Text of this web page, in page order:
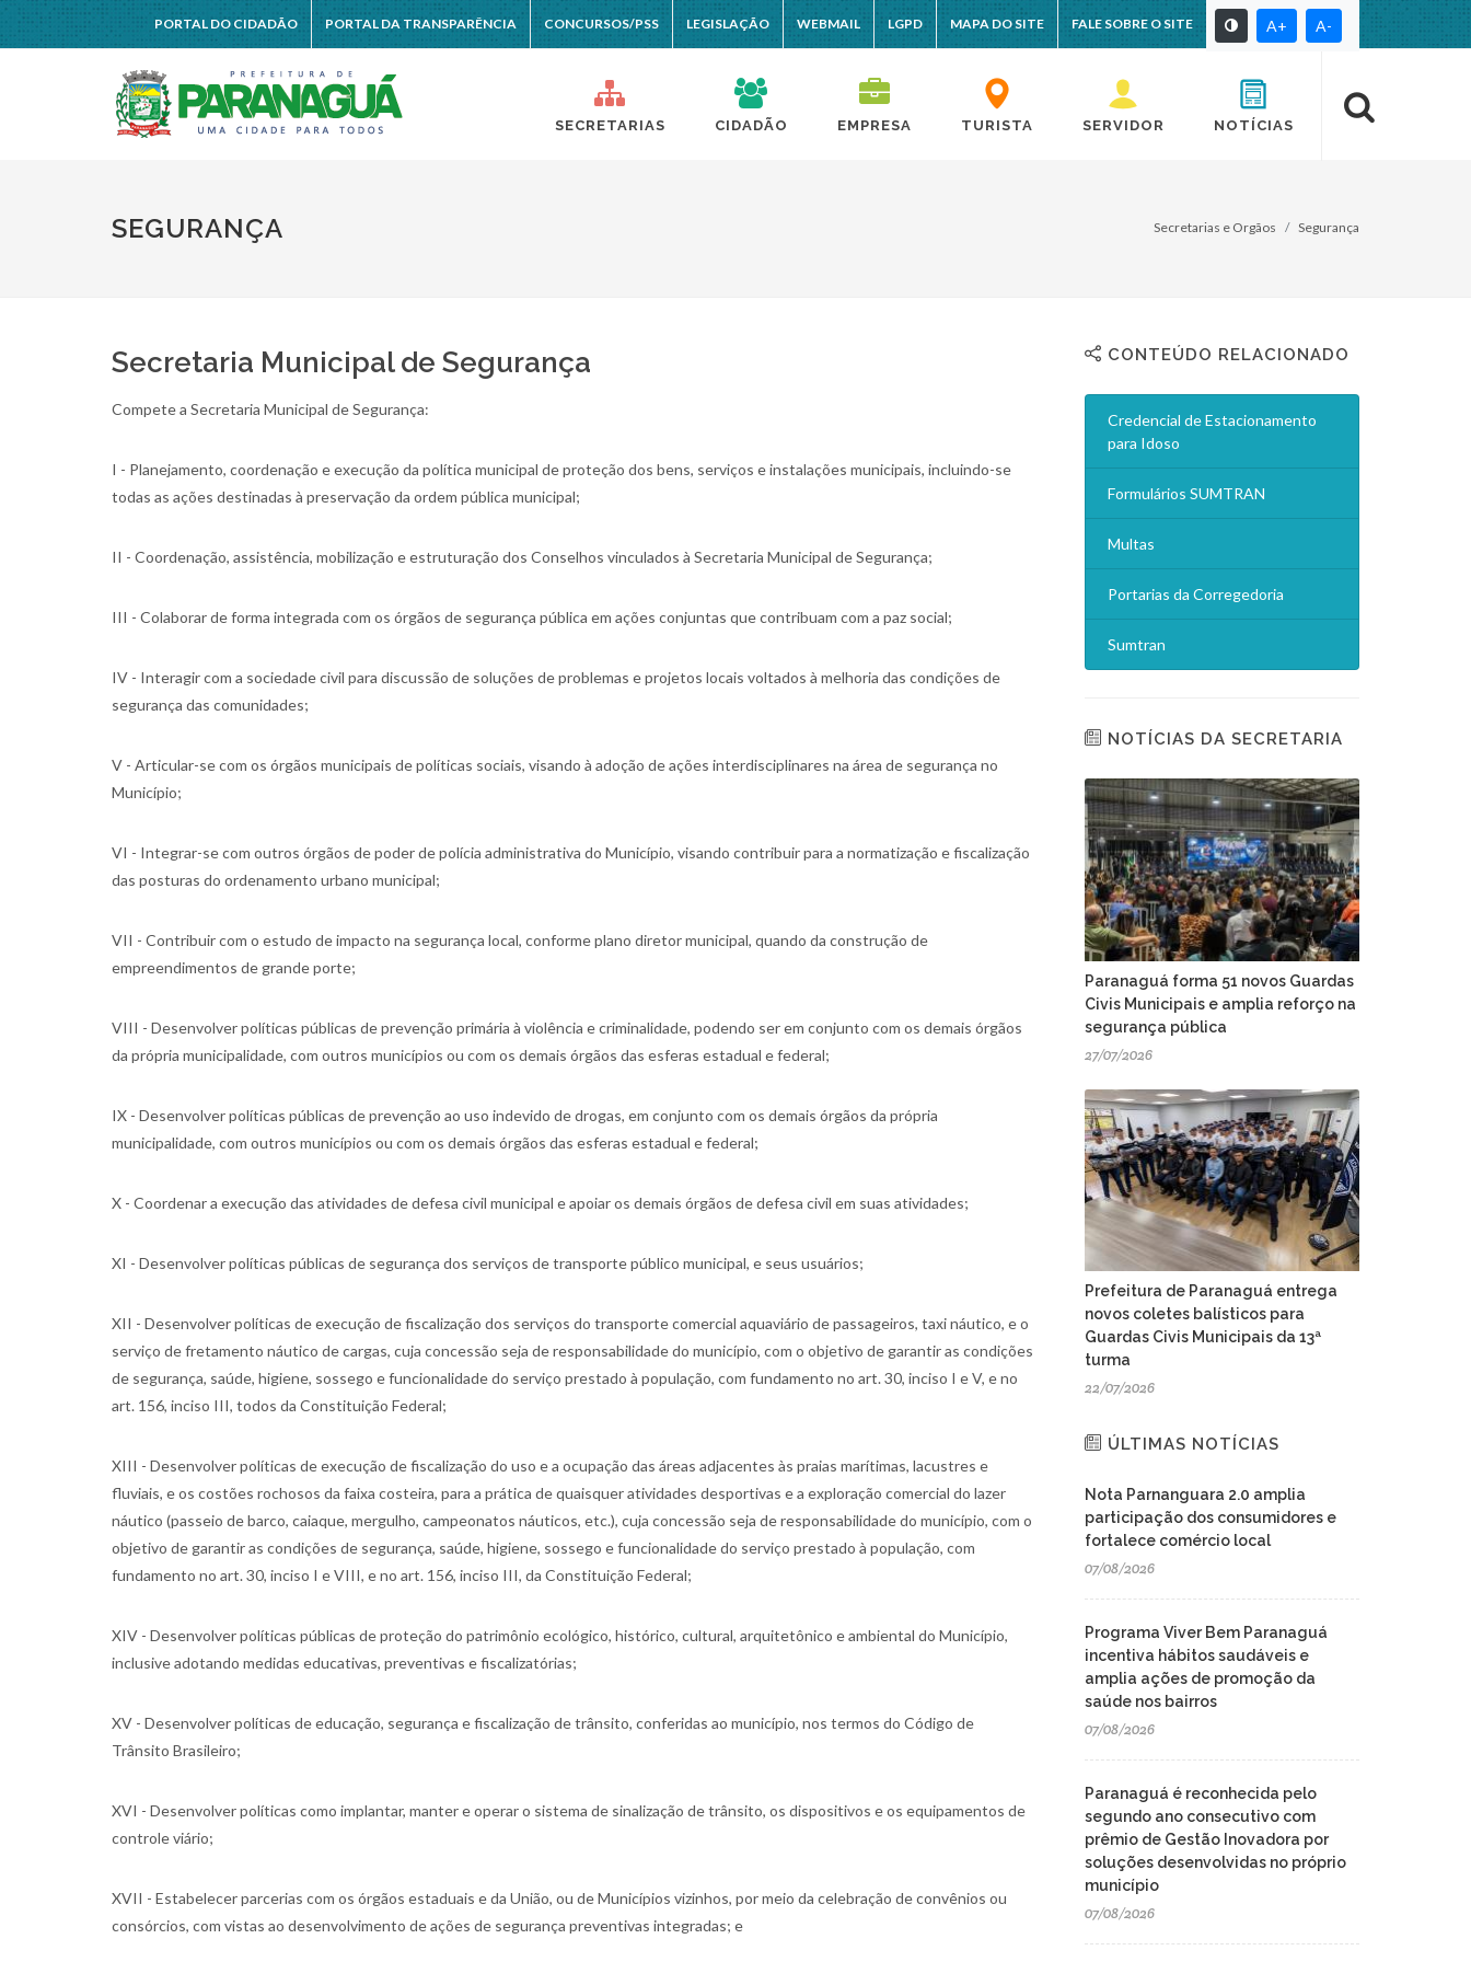
PORTAL DO CIDADÃO PORTAL DA TRANSPARÊNCIA CONCURSOS/PSS LEGISLAÇÃO WEBMAIL LGPD MAPA DO SITE FALE SOBRE O SITE A+ A-
SECRETARIAS CIDADÃO EMPRESA TURISTA SERVIDOR NOTÍCIAS
SEGURANÇA Secretarias e Orgãos Segurança
Secretaria Municipal de Segurança
Compete a Secretaria Municipal de Segurança:
I - Planejamento, coordenação e execução da política municipal de proteção dos bens, serviços e instalações municipais, incluindo-se
todas as ações destinadas à preservação da ordem pública municipal;
II - Coordenação, assistência, mobilização e estruturação dos Conselhos vinculados à Secretaria Municipal de Segurança;
III - Colaborar de forma integrada com os órgãos de segurança pública em ações conjuntas que contribuam com a paz social;
IV - Interagir com a sociedade civil para discussão de soluções de problemas e projetos locais voltados à melhoria das condições de
segurança das comunidades;
V - Articular-se com os órgãos municipais de políticas sociais, visando à adoção de ações interdisciplinares na área de segurança no
Município;
VI - Integrar-se com outros órgãos de poder de polícia administrativa do Município, visando contribuir para a normatização e fiscalização
das posturas do ordenamento urbano municipal;
VII - Contribuir com o estudo de impacto na segurança local, conforme plano diretor municipal, quando da construção de
empreendimentos de grande porte;
VIII - Desenvolver políticas públicas de prevenção primária à violência e criminalidade, podendo ser em conjunto com os demais órgãos
da própria municipalidade, com outros municípios ou com os demais órgãos das esferas estadual e federal;
IX - Desenvolver políticas públicas de prevenção ao uso indevido de drogas, em conjunto com os demais órgãos da própria
municipalidade, com outros municípios ou com os demais órgãos das esferas estadual e federal;
X - Coordenar a execução das atividades de defesa civil municipal e apoiar os demais órgãos de defesa civil em suas atividades;
XI - Desenvolver políticas públicas de segurança dos serviços de transporte público municipal, e seus usuários;
XII - Desenvolver políticas de execução de fiscalização dos serviços do transporte comercial aquaviário de passageiros, taxi náutico, e o
serviço de fretamento náutico de cargas, cuja concessão seja de responsabilidade do município, com o objetivo de garantir as condições
de segurança, saúde, higiene, sossego e funcionalidade do serviço prestado à população, com fundamento no art. 30, inciso I e V, e no
art. 156, inciso III, todos da Constituição Federal;
XIII - Desenvolver políticas de execução de fiscalização do uso e a ocupação das áreas adjacentes às praias marítimas, lacustres e
fluviais, e os costões rochosos da faixa costeira, para a prática de quaisquer atividades desportivas e a exploração comercial do lazer
náutico (passeio de barco, caiaque, mergulho, campeonatos náuticos, etc.), cuja concessão seja de responsabilidade do município, com o
objetivo de garantir as condições de segurança, saúde, higiene, sossego e funcionalidade do serviço prestado à população, com
fundamento no art. 30, inciso I e VIII, e no art. 156, inciso III, da Constituição Federal;
XIV - Desenvolver políticas públicas de proteção do patrimônio ecológico, histórico, cultural, arquitetônico e ambiental do Município,
inclusive adotando medidas educativas, preventivas e fiscalizatórias;
XV - Desenvolver políticas de educação, segurança e fiscalização de trânsito, conferidas ao município, nos termos do Código de
Trânsito Brasileiro;
XVI - Desenvolver políticas como implantar, manter e operar o sistema de sinalização de trânsito, os dispositivos e os equipamentos de
controle viário;
XVII - Estabelecer parcerias com os órgãos estaduais e da União, ou de Municípios vizinhos, por meio da celebração de convênios ou
consórcios, com vistas ao desenvolvimento de ações de segurança preventivas integradas; e
CONTEÚDO RELACIONADO
Credencial de Estacionamento
para Idoso
Formulários SUMTRAN
Multas
Portarias da Corregedoria
Sumtran
NOTÍCIAS DA SECRETARIA
Paranaguá forma 51 novos Guardas
Civis Municipais e amplia reforço na
segurança pública
27/07/2026
Prefeitura de Paranaguá entrega
novos coletes balísticos para
Guardas Civis Municipais da 13ª
turma
22/07/2026
ÚLTIMAS NOTÍCIAS
Nota Parnanguara 2.0 amplia
participação dos consumidores e
fortalece comércio local
07/08/2026
Programa Viver Bem Paranaguá
incentiva hábitos saudáveis e
amplia ações de promoção da
saúde nos bairros
07/08/2026
Paranaguá é reconhecida pelo
segundo ano consecutivo com
prêmio de Gestão Inovadora por
soluções desenvolvidas no próprio
município
07/08/2026